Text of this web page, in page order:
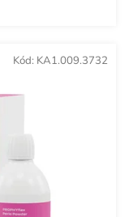
Kód: KA1.009.3732